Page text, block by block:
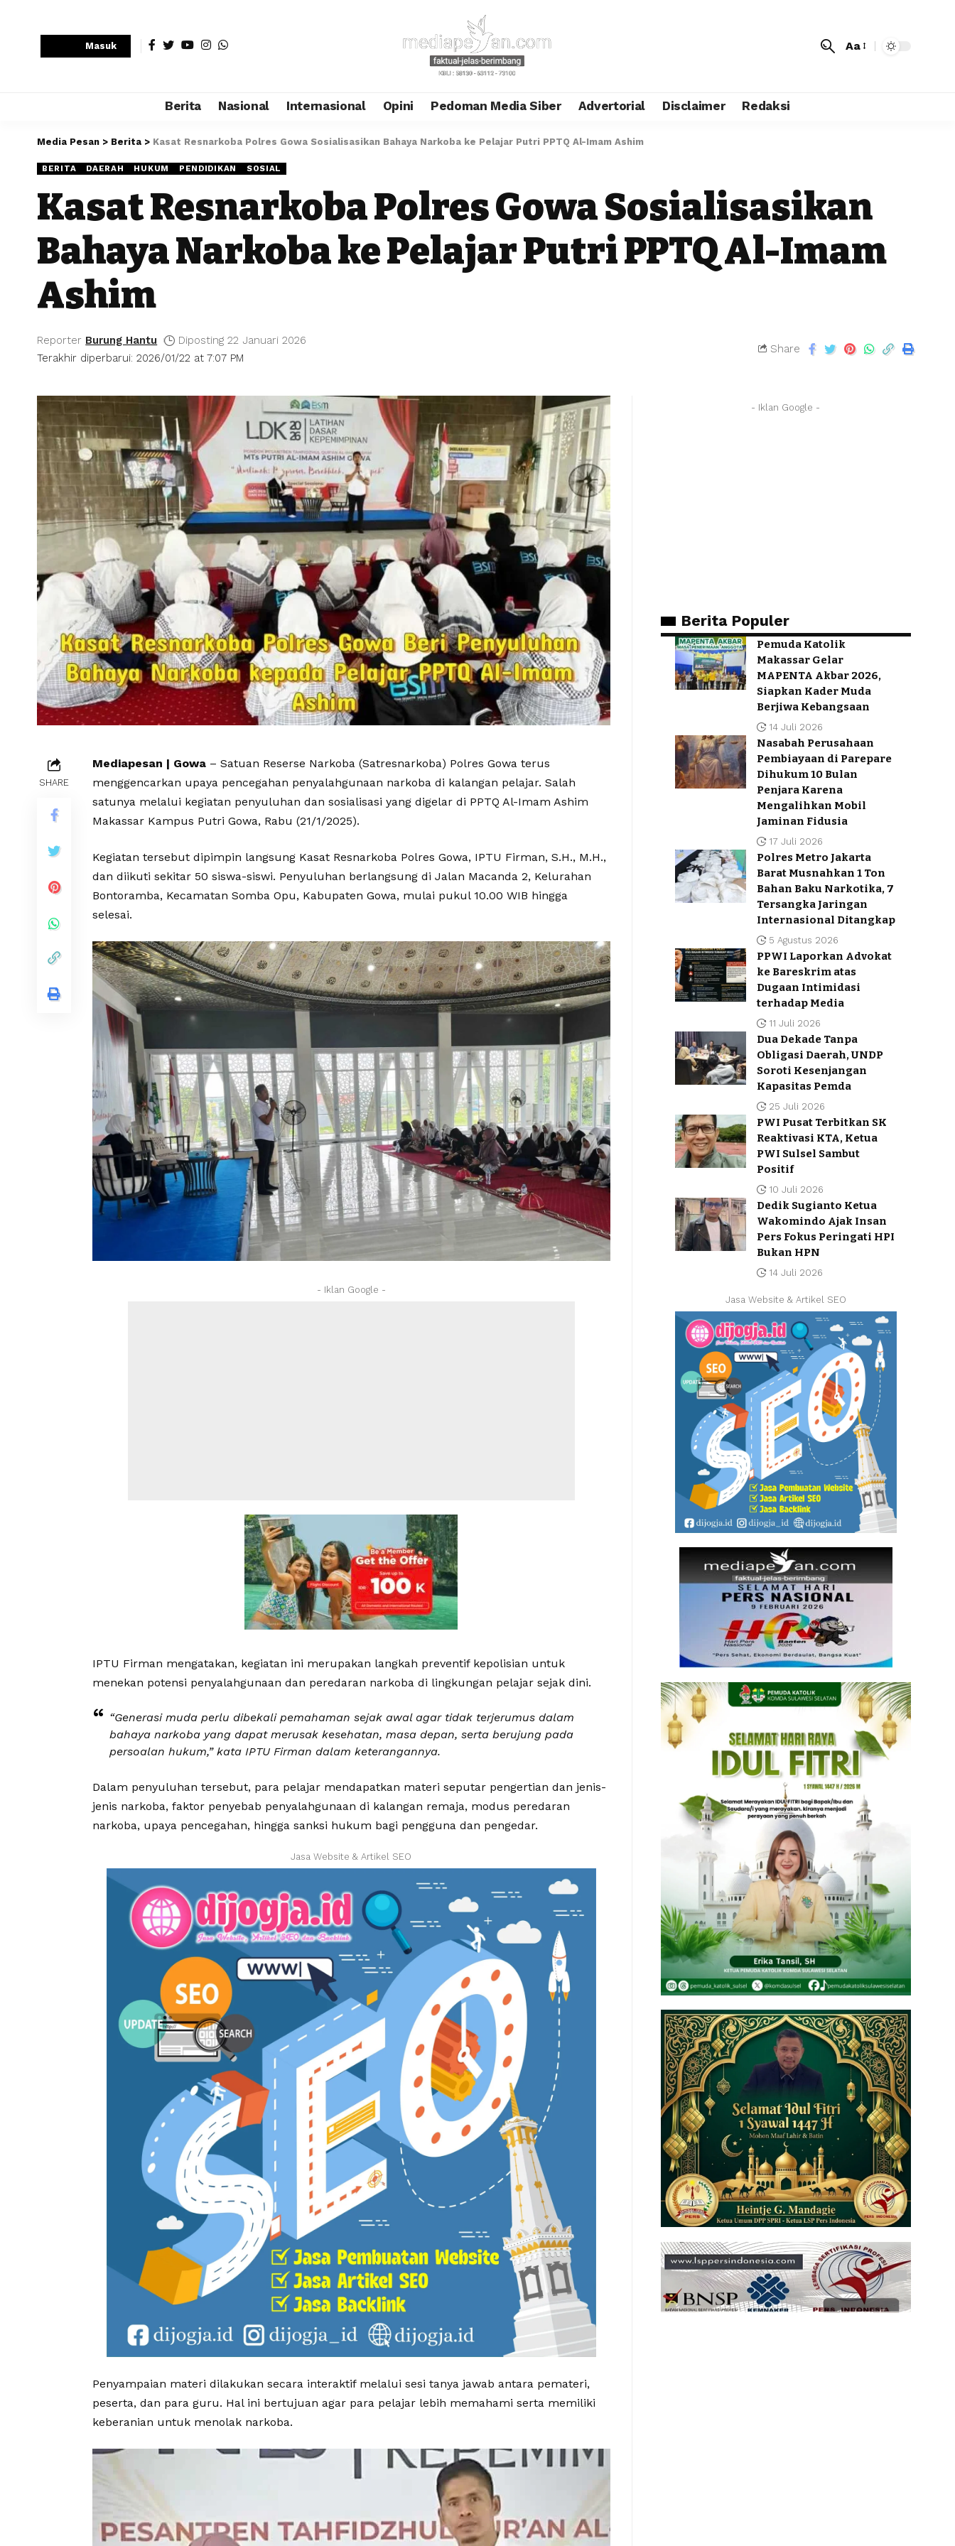
Masuk Aa
Berita Nasional Internasional Opini Pedoman Media Siber Advertorial Disclaimer Redaksi
Media Pesan > Berita > Kasat Resnarkoba Polres Gowa Sosialisasikan Bahaya Narkoba ke Pelajar Putri PPTQ Al-Imam Ashim
BERITA DAERAH HUKUM PENDIDIKAN SOSIAL
Kasat Resnarkoba Polres Gowa Sosialisasikan
Bahaya Narkoba ke Pelajar Putri PPTQ Al-Imam
Ashim
Terakhir diperbarui: 2026/01/22 at 7:07 PM
Reporter Burung Hantu Diposting 22 Januari 2026
Share
SHARE
Mediapesan | Gowa – Satuan Reserse Narkoba (Satresnarkoba) Polres Gowa terus
menggencarkan upaya pencegahan penyalahgunaan narkoba di kalangan pelajar. Salah
satunya melalui kegiatan penyuluhan dan sosialisasi yang digelar di PPTQ Al-Imam Ashim
Makassar Kampus Putri Gowa, Rabu (21/1/2025).
Kegiatan tersebut dipimpin langsung Kasat Resnarkoba Polres Gowa, IPTU Firman, S.H., M.H.,
dan diikuti sekitar 50 siswa-siswi. Penyuluhan berlangsung di Jalan Macanda 2, Kelurahan
Bontoramba, Kecamatan Somba Opu, Kabupaten Gowa, mulai pukul 10.00 WIB hingga
selesai.
- Iklan Google -
IPTU Firman mengatakan, kegiatan ini merupakan langkah preventif kepolisian untuk
menekan potensi penyalahgunaan dan peredaran narkoba di lingkungan pelajar sejak dini.
“Generasi muda perlu dibekali pemahaman sejak awal agar tidak terjerumus dalam
bahaya narkoba yang dapat merusak kesehatan, masa depan, serta berujung pada
persoalan hukum,” kata IPTU Firman dalam keterangannya.
Dalam penyuluhan tersebut, para pelajar mendapatkan materi seputar pengertian dan jenis-
jenis narkoba, faktor penyebab penyalahgunaan di kalangan remaja, modus peredaran
narkoba, upaya pencegahan, hingga sanksi hukum bagi pengguna dan pengedar.
Jasa Website & Artikel SEO
Penyampaian materi dilakukan secara interaktif melalui sesi tanya jawab antara pemateri,
peserta, dan para guru. Hal ini bertujuan agar para pelajar lebih memahami serta memiliki
keberanian untuk menolak narkoba.
- Iklan Google -
Berita Populer
Pemuda Katolik
Makassar Gelar
MAPENTA Akbar 2026,
Siapkan Kader Muda
Berjiwa Kebangsaan
14 Juli 2026
Nasabah Perusahaan
Pembiayaan di Parepare
Dihukum 10 Bulan
Penjara Karena
Mengalihkan Mobil
Jaminan Fidusia
17 Juli 2026
Polres Metro Jakarta
Barat Musnahkan 1 Ton
Bahan Baku Narkotika, 7
Tersangka Jaringan
Internasional Ditangkap
5 Agustus 2026
PPWI Laporkan Advokat
ke Bareskrim atas
Dugaan Intimidasi
terhadap Media
11 Juli 2026
Dua Dekade Tanpa
Obligasi Daerah, UNDP
Soroti Kesenjangan
Kapasitas Pemda
25 Juli 2026
PWI Pusat Terbitkan SK
Reaktivasi KTA, Ketua
PWI Sulsel Sambut
Positif
10 Juli 2026
Dedik Sugianto Ketua
Wakomindo Ajak Insan
Pers Fokus Peringati HPI
Bukan HPN
14 Juli 2026
Jasa Website & Artikel SEO